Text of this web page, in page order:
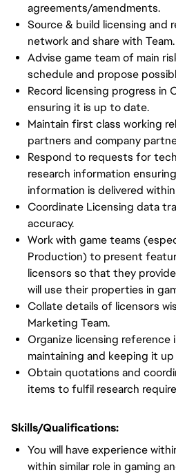
agreements/amendments.
Source & build licensing and
network and share with Team.
Advise game team of main
schedule and propose
Record licensing progress in
ensuring it is up to date.
Maintain first class working
partners and company
Respond to requests for
research information
information is delivered
Coordinate Licensing data
accuracy.
Work with game teams
Production) to present
licensors so that they
will use their properties in
Collate details of licensors
Marketing Team.
Organize licensing reference
maintaining and keeping it
Obtain quotations and
items to fulfil research
Skills/Qualifications:
You will have experience
within similar role in gaming